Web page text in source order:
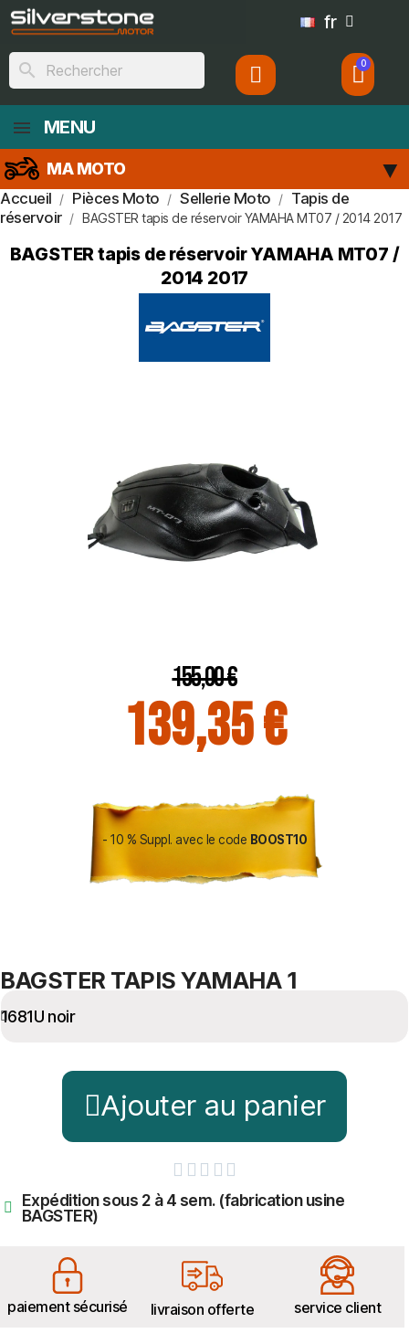
fr
search
MENU
MA MOTO
Accueil Pièces Moto Sellerie Moto
Tapis de
réservoir
BAGSTER tapis de réservoir YAMAHA MT07 / 2014 2017
BAGSTER tapis de réservoir YAMAHA MT07 /
2014 2017
155,00 €
139,35 €
- 10 % Suppl. avec le code BOOST10
BAGSTER TAPIS YAMAHA 1
Ajouter au panier
    
Expédition sous 2 à 4 sem. (fabrication usine
BAGSTER)
paiement sécurisé livraison offerte service client